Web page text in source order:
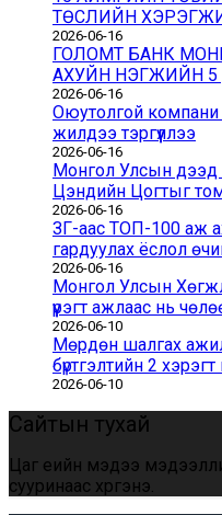
ТӨСЛИЙН
2026-06-16
ГОЛОМТ БАНК
АХУЙН НЭГЖИЙН
2026-06-16
Оюутолгой
жилдээ тэргүүллээ
2026-06-16
Монгол Улсын дээд
Цэндийн Цогтыг
2026-06-16
ЗГ-аас ТОП-100 аж
гардуулах ёслол
2026-06-16
Монгол Улсын
үүрэгт ажлаас нь
2026-06-10
Мөрдөн шалгах
бүртгэлтийн 2
2026-06-10
Сайтын тухай
Цаг үеийн мэдээ
сууринаас хүргэнэ.